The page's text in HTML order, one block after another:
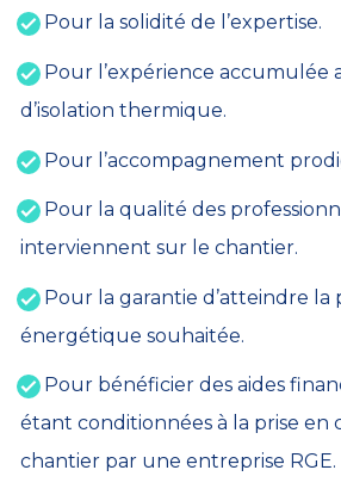
Pour la solidité de l’expertise.
Pour l’expérience accumulée
d’isolation thermique.
Pour l’accompagnement
Pour la qualité des
interviennent sur le chantier.
Pour la garantie d’atteindre la
énergétique souhaitée.
Pour bénéficier des aides
étant conditionnées à la prise en
chantier par une entreprise RGE.